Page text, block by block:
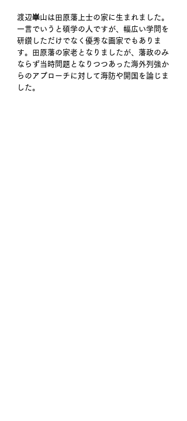
渡辺崋山は田原藩上士の家に生まれました。
一言でいうと碩学の人ですが、幅広い学問を
研鑽しただけでなく優秀な画家でもありま
す。田原藩の家老となりましたが、藩政のみ
ならず当時問題となりつつあった海外列強か
らのアプローチに対して海防や開国を論じま
した。